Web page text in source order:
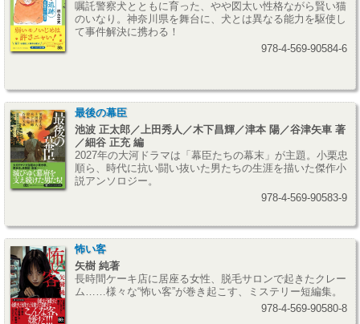
嘱託警察犬とともに育った、やや図太い性格ながら賢い猫
のいなり。神奈川県を舞台に、犬とは異なる能力を駆使し
て事件解決に携わる！
978-4-569-90584-6
最後の幕臣
池波 正太郎／上田秀人／木下昌輝／津本 陽／谷津矢車 著
／細谷 正充 編
2027年の大河ドラマは「幕臣たちの幕末」が主題。小栗忠
順ら、時代に抗い闘い抜いた男たちの生涯を描いた傑作小
説アンソロジー。
978-4-569-90583-9
怖い客
矢樹 純著
長時間ケーキ店に居座る女性、脱毛サロンで起きたクレー
ム……様々な“怖い客”が巻き起こす、ミステリー短編集。
978-4-569-90580-8